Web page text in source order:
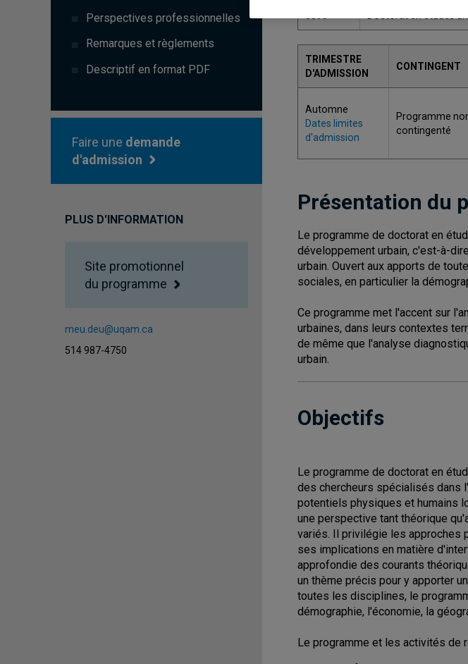
Perspectives professionnelles
Remarques et règlements
Descriptif en format PDF
Faire une demande
d'admission
PLUS D'INFORMATION
Site promotionnel
du programme
meu.deu@uqam.ca
514 987-4750
TRIMESTRE
D'ADMISSION
CONTINGENT
Automne
Dates limites
d'admission
Programme
contingenté
Présentation du
Le programme de doctorat en
développement urbain, c'est-à-
urbain. Ouvert aux apports de
sociales, en particulier la
Ce programme met l'accent sur
urbaines, dans leurs contextes
de même que l'analyse
urbain.
Objectifs
Le programme de doctorat en
des chercheurs spécialisés dans
potentiels physiques et humains
une perspective tant théorique
variés. Il privilégie les approches
ses implications en matière
approfondie des courants
un thème précis pour y apporter
toutes les disciplines, le
démographie, l'économie, la
Le programme et les activités de